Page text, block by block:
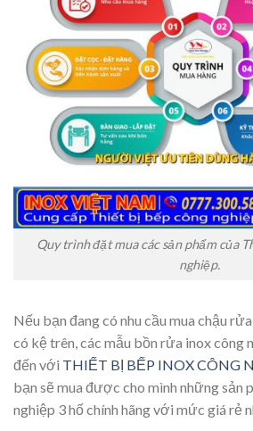
Quy trình đặt mua các sản phẩm của
nghiệp.
Nếu bạn đang có nhu cầu mua chậu
có kệ trên, các mẫu bồn rửa inox công
đến với THIẾT BỊ BẾP INOX CÔNG
bạn sẽ mua được cho mình những sản
nghiệp 3 hố chính hãng với mức giá rẻ